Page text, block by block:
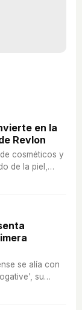
en la
Revlon
cosméticos y
de la piel,
incorporación
se alía con
su
al público